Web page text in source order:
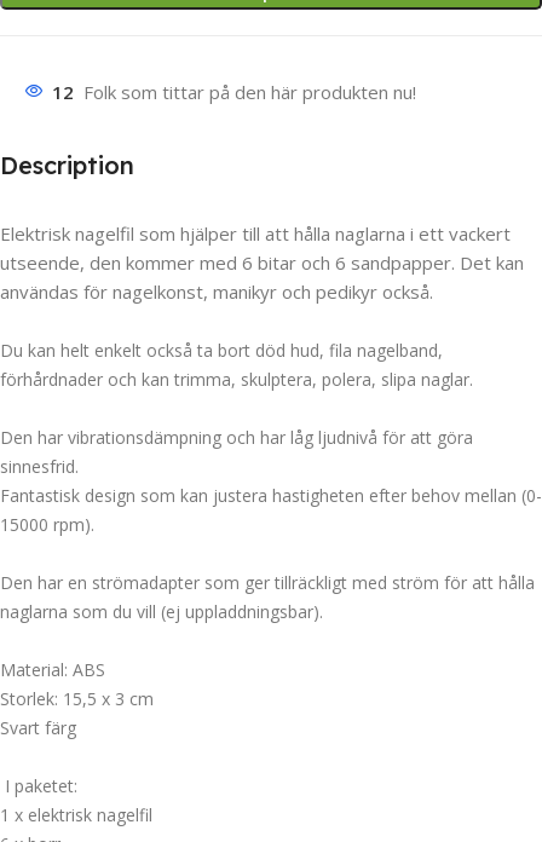
12 Folk som tittar på den här produkten nu!
Description
Elektrisk nagelfil som hjälper till att hålla naglarna i ett vackert
utseende, den kommer med 6 bitar och 6 sandpapper. Det kan
användas för nagelkonst, manikyr och pedikyr också.
Du kan helt enkelt också ta bort död hud, fila nagelband,
förhårdnader och kan trimma, skulptera, polera, slipa naglar.
Den har vibrationsdämpning och har låg ljudnivå för att göra
sinnesfrid.
Fantastisk design som kan justera hastigheten efter behov mellan (0-
15000 rpm).
Den har en strömadapter som ger tillräckligt med ström för att hålla
naglarna som du vill (ej uppladdningsbar).
Material: ABS
Storlek: 15,5 x 3 cm
Svart färg
I paketet:
1 x elektrisk nagelfil